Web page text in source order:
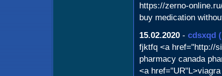
https://zerno-
buy medication
15.02.2020 - cdsxqd
fjktfq <a href="http://
pharmacy canada
<a